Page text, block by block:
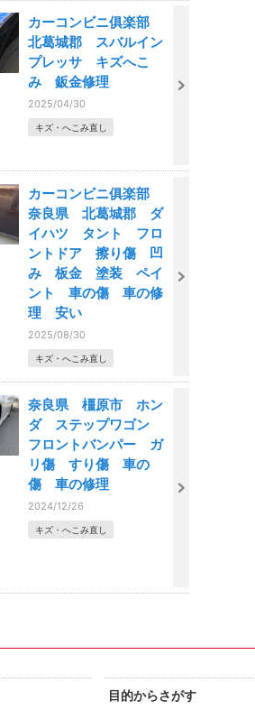
カーコンビニ俱楽部
北葛城郡 スバルイン
プレッサ キズへこ
み 鈑金修理
2025/04/30
キズ・へこみ直し
カーコンビニ俱楽部
奈良県 北葛城郡 ダ
イハツ タント フロ
ントドア 擦り傷 凹
み 板金 塗装 ペイ
ント 車の傷 車の修
理 安い
2025/08/30
キズ・へこみ直し
奈良県 橿原市 ホン
ダ ステップワゴン
フロントバンパー ガ
リ傷 すり傷 車の
傷 車の修理
2024/12/26
キズ・へこみ直し
目的からさがす